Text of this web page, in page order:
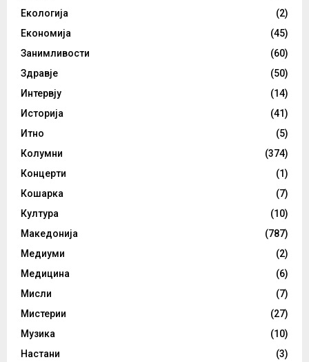
Екологија
(2)
Економија
(45)
Занимливости
(60)
Здравје
(50)
Интервју
(14)
Историја
(41)
Итно
(5)
Колумни
(374)
Концерти
(1)
Кошарка
(7)
Култура
(10)
Македонија
(787)
Медиуми
(2)
Медицина
(6)
Мисли
(7)
Мистерии
(27)
Музика
(10)
Настани
(3)